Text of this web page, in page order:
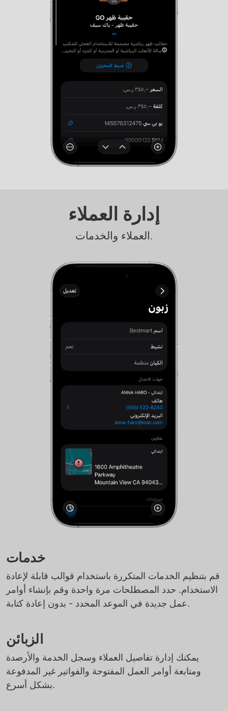
إدارة العملاء
العملاء والخدمات.
خدمات
قم بتنظيم الخدمات المتكررة باستخدام قوالب قابلة لإعادة
الاستخدام. حدد المصطلحات مرة واحدة وقم بإنشاء أوامر
عمل جديدة في الموعد المحدد - بدون إعادة كتابة.
الزبائن
يمكنك إدارة تفاصيل العملاء وسجل الخدمة والأرصدة
ومتابعة أوامر العمل المفتوحة والفواتير غير المدفوعة
بشكل أسرع.